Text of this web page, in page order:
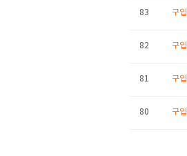
83 구입
82 구입
81 구입
80 구입